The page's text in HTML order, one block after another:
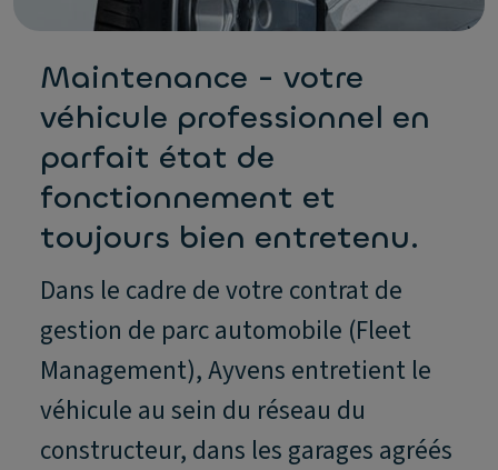
Maintenance - votre
véhicule professionnel en
parfait état de
fonctionnement et
toujours bien entretenu.
Dans le cadre de votre contrat de
gestion de parc automobile (Fleet
Management), Ayvens entretient le
véhicule au sein du réseau du
constructeur, dans les garages agréés